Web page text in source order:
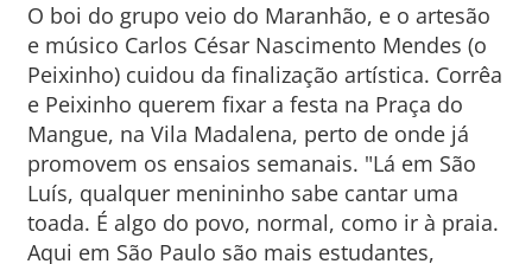
O boi do grupo veio do Maranhão, e o artesão
e músico Carlos César Nascimento Mendes (o
Peixinho) cuidou da finalização artística. Corrêa
e Peixinho querem fixar a festa na Praça do
Mangue, na Vila Madalena, perto de onde já
promovem os ensaios semanais. "Lá em São
Luís, qualquer menininho sabe cantar uma
toada. É algo do povo, normal, como ir à praia.
Aqui em São Paulo são mais estudantes,